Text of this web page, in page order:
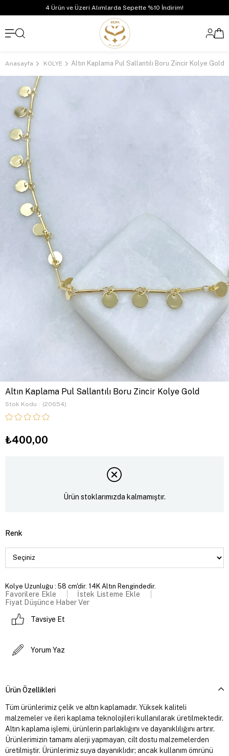
4 Ürün ve Üzeri Alımlarda Sepette %10 İndirim!
Anasayfa KOLYE Altın Kaplama Pul Sallantılı Boru Zincir Kolye Gold
Altın Kaplama Pul Sallantılı Boru Zincir Kolye Gold
Stok Kodu (20654)
₺400,00
Ürün stoklarımızda kalmamıştır.
Renk
Kolye Uzunluğu : 58 cm'dir. 14K Altın Rengindedir.
Favorilere Ekle
İstek Listeme Ekle
Fiyat Düşünce Haber Ver
Tavsiye Et
Yorum Yaz
Ürün Özellikleri
Tüm ürünlerimiz çelik ve altın kaplamadır. Yüksek kaliteli
malzemeler ve ileri kaplama teknolojileri kullanılarak üretilmektedir.
Altın kaplama işlemi, ürünlerin parlaklığını ve dayanıklılığını artırır.
Ürünlerimizin tamamı alerji yapmayan, cilt dostu malzemelerden
üretilmiştir. Ürünlerimiz suya dayanıklıdır; ancak kullanım ömrünü